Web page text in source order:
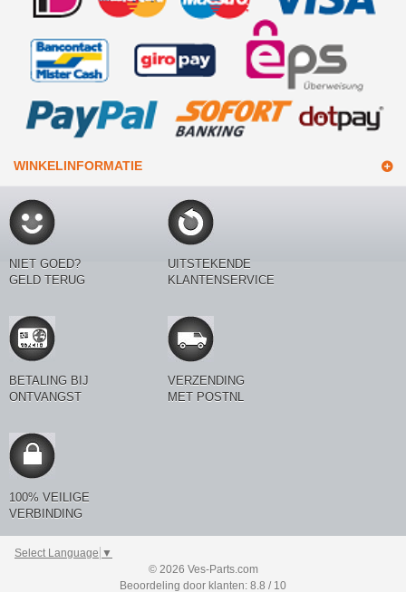
WINKELINFORMATIE
NIET GOED?
GELD TERUG
UITSTEKENDE
KLANTENSERVICE
BETALING BIJ
ONTVANGST
VERZENDING
MET POSTNL
100% VEILIGE
VERBINDING
Select Language ▼
© 2026 Ves-Parts.com
Beoordeling door klanten: 8.8 / 10